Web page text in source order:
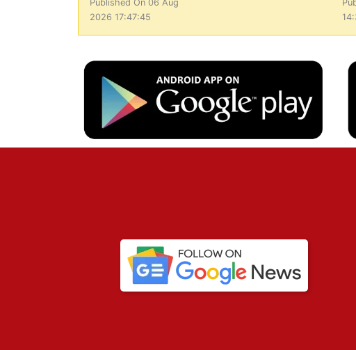
Published On 06 Aug
2026 17:47:45